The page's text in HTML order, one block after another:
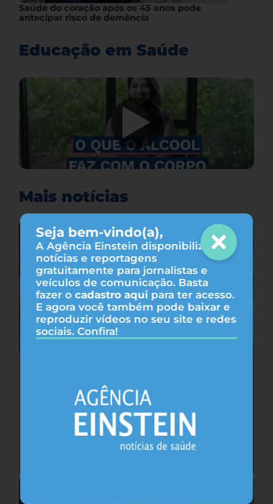
Seja bem-vindo(a),
A Agência Einstein disponibiliza
notícias e reportagens
gratuitamente para jornalistas e
veículos de comunicação. Basta
fazer o cadastro aqui para ter acesso.
E agora você também pode baixar e
reproduzir vídeos no seu site e redes
sociais. Confira!
Saúde do coração após os 45 anos pode
antecipar risco de demência
Educação em Saúde
Mais notícias
ejaculação com meninos